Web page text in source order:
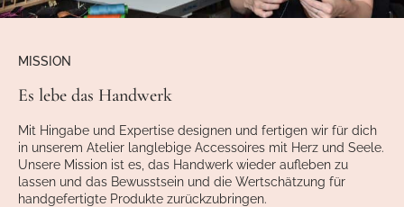
MISSION
Es lebe das Handwerk
Mit Hingabe und Expertise designen und fertigen wir für dich
in unserem Atelier langlebige Accessoires mit Herz und Seele.
Unsere Mission ist es, das Handwerk wieder aufleben zu
lassen und das Bewusstsein und die Wertschätzung für
handgefertigte Produkte zurückzubringen.